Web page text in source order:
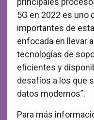
5G en 2022 es uno
importantes de
enfocada en llevar
tecnologías de
eficientes y
desafíos a los que
datos modernos”.
Para más